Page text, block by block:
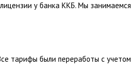
у банка ККБ. Мы занимаемся
тарифы были переработы с учетом